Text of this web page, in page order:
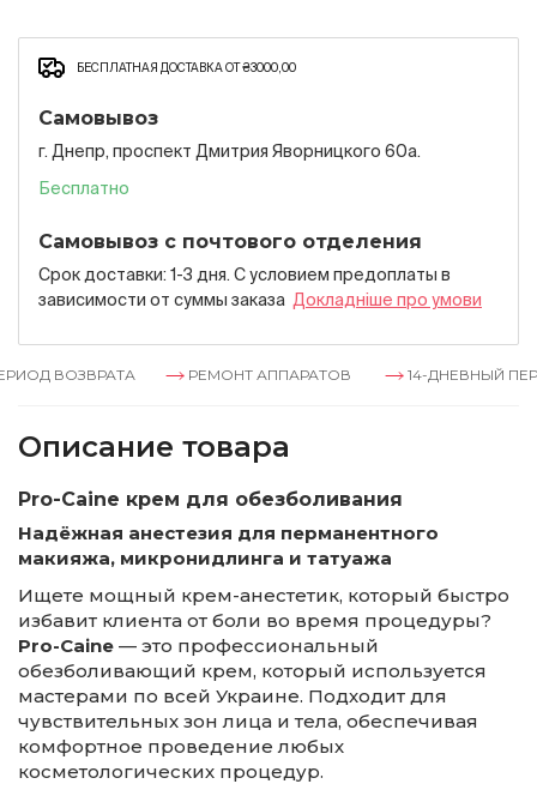
БЕСПЛАТНАЯ ДОСТАВКА ОТ ₴3000,00
Самовывоз
г. Днепр, проспект Дмитрия Яворницкого 60а.
Бесплатно
Самовывоз с почтового отделения
Срок доставки: 1-3 дня. С условием предоплаты в
зависимости от суммы заказа Докладнiше про умови
ВОЗВРАТА РЕМОНТ АППАРАТОВ 14-ДНЕВНЫЙ
Описание товара
Pro-Caine крем для обезболивания
Надёжная анестезия для перманентного
макияжа, микронидлинга и татуажа
Ищете мощный крем-анестетик, который быстро
избавит клиента от боли во время процедуры?
Pro-Caine — это профессиональный
обезболивающий крем, который используется
мастерами по всей Украине. Подходит для
чувствительных зон лица и тела, обеспечивая
комфортное проведение любых
косметологических процедур.